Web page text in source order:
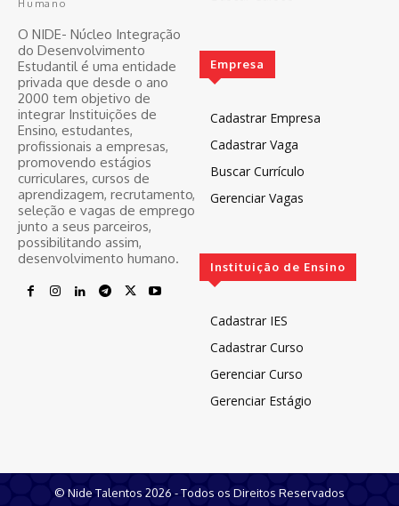
Humano
O NIDE- Núcleo Integração
do Desenvolvimento
Estudantil é uma entidade
privada que desde o ano
2000 tem objetivo de
integrar Instituições de
Ensino, estudantes,
profissionais a empresas,
promovendo estágios
curriculares, cursos de
aprendizagem, recrutamento,
seleção e vagas de emprego
junto a seus parceiros,
possibilitando assim,
desenvolvimento humano.
Empresa
Cadastrar Empresa
Cadastrar Vaga
Buscar Currículo
Gerenciar Vagas
Instituição de Ensino
Cadastrar IES
Cadastrar Curso
Gerenciar Curso
Gerenciar Estágio
© Nide Talentos 2026 - Todos os Direitos Reservados